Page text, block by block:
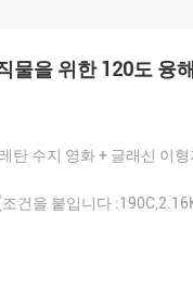
물을 위한 120도 융
탄 수지 영화 + 글래신 이형
건을 붙입니다